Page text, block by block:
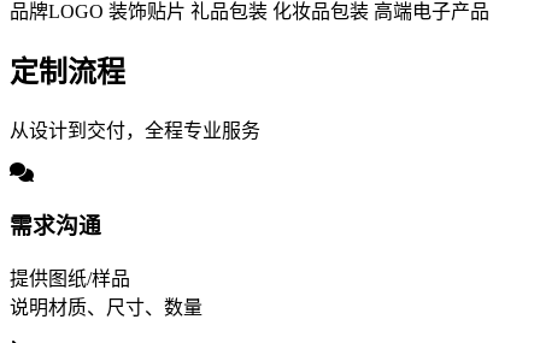
品牌LOGO 装饰贴片 礼品包装 化妆品包装 高端电子产品
定制流程
从设计到交付，全程专业服务
需求沟通
提供图纸/样品
说明材质、尺寸、数量